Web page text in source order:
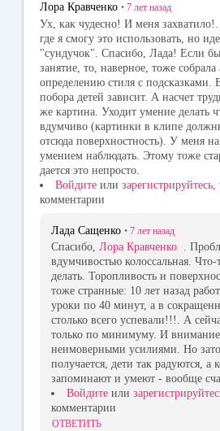
Лора Кравченко • 7 лет назад
Ух, как чудесно! И меня
где я смогу это использовать, но
"сундучок". Спасибо, Лада! Если бы
занятие, то, наверное, тоже
определению стиля с подсказками.
побора детей зависит. А насчет
же картина. Уходит умение делать
вдумчиво (картинки в клипе
отсюда поверхностность). У меня
умением наблюдать. Этому тоже
дается это непросто.
Войдите или зарегистрируйтесь
комментарии
Лада Сащенко • 7 лет назад
Спасибо, Лора Кравченко .
вдумчивостью колоссальная.
делать. Торопливость и
тоже странные: 10 лет назад
уроки по 40 минут, а в
столько всего успевали!!!. А
только по минимуму. И
неимоверными усилиями. Но зато
получается, дети так радуются, а
запоминают и умеют - вообще
Войдите или
комментарии
ОТВЕТИТЬ